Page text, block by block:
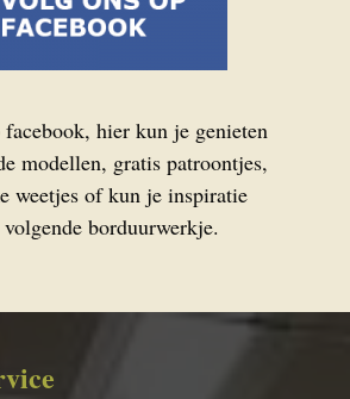
hier kun je genieten
modellen, gratis patroontjes,
weetjes of kun je inspiratie
borduurwerkje.